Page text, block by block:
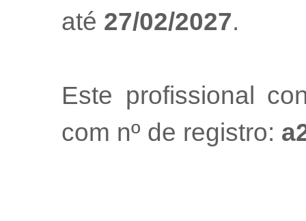
até 27/02/2027.
Este profissional
com nº de registro: